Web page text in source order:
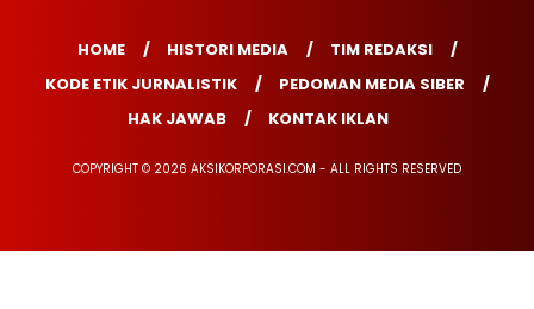
HOME HISTORI MEDIA
TIM REDAKSI
KODE ETIK JURNALISTIK
PEDOMAN MEDIA SIBER
HAK JAWAB
KONTAK IKLAN
COPYRIGHT © 2026 AKSIKORPORASI.COM - ALL RIGHTS RESERVED